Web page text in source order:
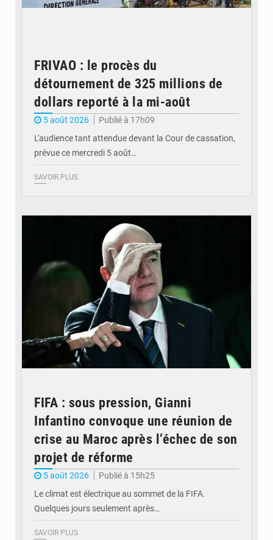
FRIVAO : le procès du
détournement de 325 millions de
dollars reporté à la mi-août
5 août 2026
Publié à 17h09
L'audience tant attendue devant la Cour de cassation,
prévue ce mercredi 5 août…
SAVOIR PLUS
FIFA : sous pression, Gianni
Infantino convoque une réunion de
crise au Maroc après l’échec de son
projet de réforme
5 août 2026
Publié à 15h25
Le climat est électrique au sommet de la FIFA.
Quelques jours seulement après…
SAVOIR PLUS